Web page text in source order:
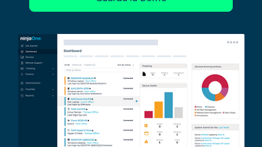
number*
Paese
Company